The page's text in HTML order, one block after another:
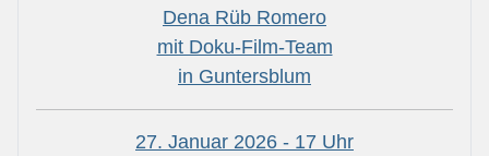
Dena Rüb Romero
mit Doku-Film-Team
in Guntersblum
27. Januar 2026 - 17 Uhr